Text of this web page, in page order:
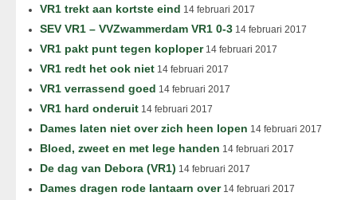
VR1 trekt aan kortste eind 14 februari 2017
SEV VR1 – VVZwammerdam VR1 0-3 14 februari 2017
VR1 pakt punt tegen koploper14 februari 2017
VR1 redt het ook niet 14 februari 2017
VR1 verrassend goed 14 februari 2017
VR1 hard onderuit 14 februari 2017
Dames laten niet over zich heen lopen 14 februari 2017
Bloed, zweet en met lege handen 14 februari 2017
De dag van Debora (VR1) 14 februari 2017
Dames dragen rode lantaarn over14 februari 2017